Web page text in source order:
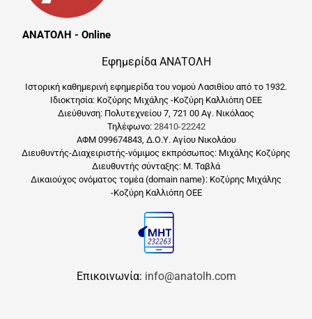
ΑΝΑΤΟΛΗ - Online
Εφημερίδα ΑΝΑΤΟΛΗ
Ιστορική καθημερινή εφημερίδα του νομού Λασιθίου από το 1932.
Ιδιοκτησία: Κοζύρης Μιχάλης -Κοζύρη Καλλιόπη ΟΕΕ
Διεύθυνση: Πολυτεχνείου 7, 721 00 Αγ. Νικόλαος
Τηλέφωνο: 28410-22242
ΑΦΜ 099674843, Δ.Ο.Υ. Αγίου Νικολάου
Διευθυντής-Διαχειριστής-νόμιμος εκπρόσωπος: Μιχάλης Κοζύρης
Διευθυντής σύνταξης: Μ. Ταβλά
Δικαιούχος ονόματος τομέα (domain name): Κοζύρης Μιχάλης
-Κοζύρη Καλλιόπη ΟΕΕ
Επικοινωνία: info@anatolh.com